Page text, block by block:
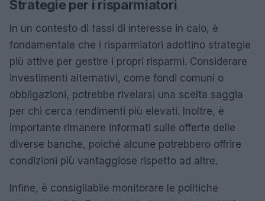
Strategie per i risparmiatori
In un contesto di tassi di interesse in calo, è
fondamentale che i risparmiatori adottino strategie
più attive per gestire i propri risparmi. Considerare
investimenti alternativi, come fondi comuni o
obbligazioni, potrebbe rivelarsi una scelta saggia
per chi cerca rendimenti più elevati. Inoltre, è
importante rimanere informati sulle offerte delle
diverse banche, poiché alcune potrebbero offrire
condizioni più vantaggiose rispetto ad altre.
Infine, è consigliabile monitorare le politiche